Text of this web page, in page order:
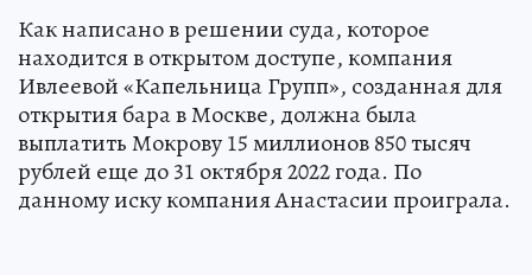
Как написано в решении суда, которое
находится в открытом доступе, компания
Ивлеевой «Капельница Групп», созданная для
открытия бара в Москве, должна была
выплатить Мокрову 15 миллионов 850 тысяч
рублей еще до 31 октября 2022 года. По
данному иску компания Анастасии проиграла.